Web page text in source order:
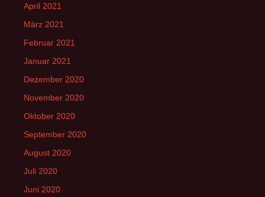
April 2021
März 2021
Februar 2021
Januar 2021
Dezember 2020
November 2020
Oktober 2020
September 2020
August 2020
Juli 2020
Juni 2020